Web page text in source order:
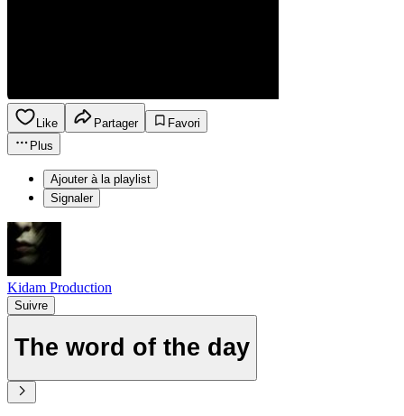
Like Partager
Favori
Plus
Ajouter à la playlist
Signaler
Kidam Production
Suivre
The word of the day